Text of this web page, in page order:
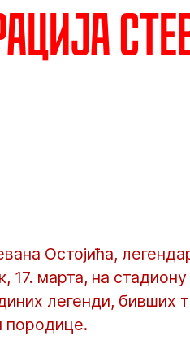
Остојића,
марта, на стадиону
легенди, бивших
породице.